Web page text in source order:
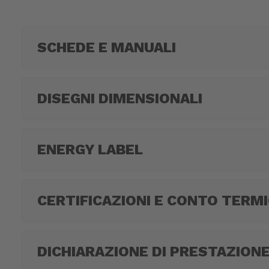
SCHEDE E MANUALI
DISEGNI DIMENSIONALI
ENERGY LABEL
CERTIFICAZIONI E CONTO
DICHIARAZIONE DI PRESTAZIONE